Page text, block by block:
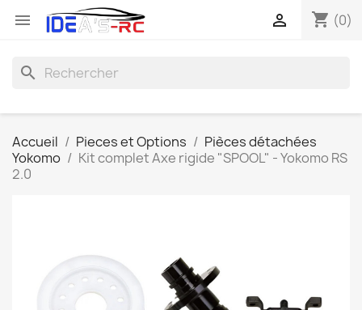
 shopping_cart (0)

search
Accueil Pieces et Options
Pièces détachées
Yokomo
Kit complet Axe rigide "SPOOL" - Yokomo RS
2.0